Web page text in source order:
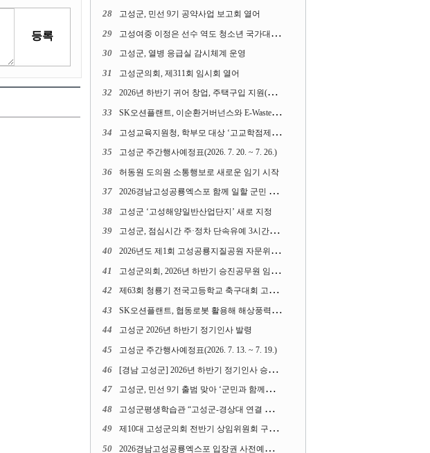
28 고성군, 민선 9기 공약사업 보고회 열어
29 고성여중 이정은 선수 역도 청소년 국가대표에 뽑혀
30 고성군, 열병 응급실 감시체계 운영
31 고성군의회, 제311회 임시회 열어
32 2026년 하반기 귀어 창업, 주택구입 지원(융자) 사업대상자 모집
33 SK오션플랜트, 이순환거버넌스와 E-Waste Zero 업무협약
34 고성교육지원청, 학부모 대상 ‘고교학점제와 대입제도 설명회’ 열어
35 고성군 주간행사예정표(2026. 7. 20. ~ 7. 26.)
36 허동원 도의원 소통행보로 새로운 임기 시작
37 2026경남고성공룡엑스포 함께 일할 군민 모집
38 고성군 ‘고성해양일반산업단지’ 새로 지정
39 고성군, 점심시간 주·정차 단속유예 3시간으로 확대
40 2026년도 제1회 고성공룡지질공원 자문위원회 열어
41 고성군의회, 2026년 하반기 승진공무원 임용장 수여
42 제63회 청룡기 전국고등학교 축구대회 고성서 열린다
43 SK오션플랜트, 협동로봇 활용해 해상풍력 생산 혁신 속도 낸다
44 고성군 2026년 하반기 정기인사 발령
45 고성군 주간행사예정표(2026. 7. 13. ~ 7. 19.)
46 [경남 고성군] 2026년 하반기 정기인사 승진심사 결과
47 고성군, 민선 9기 출범 맞아 ‘군민과 함께하는 대전환 소통간담회’ 열어
48 고성군평생학습관 “고성군-경상대 연결 평생교육” 운영
49 제10대 고성군의회 전반기 상임위원회 구성 완료
50 2026경남고성공룡엑스포 입장권 사전예매 시작